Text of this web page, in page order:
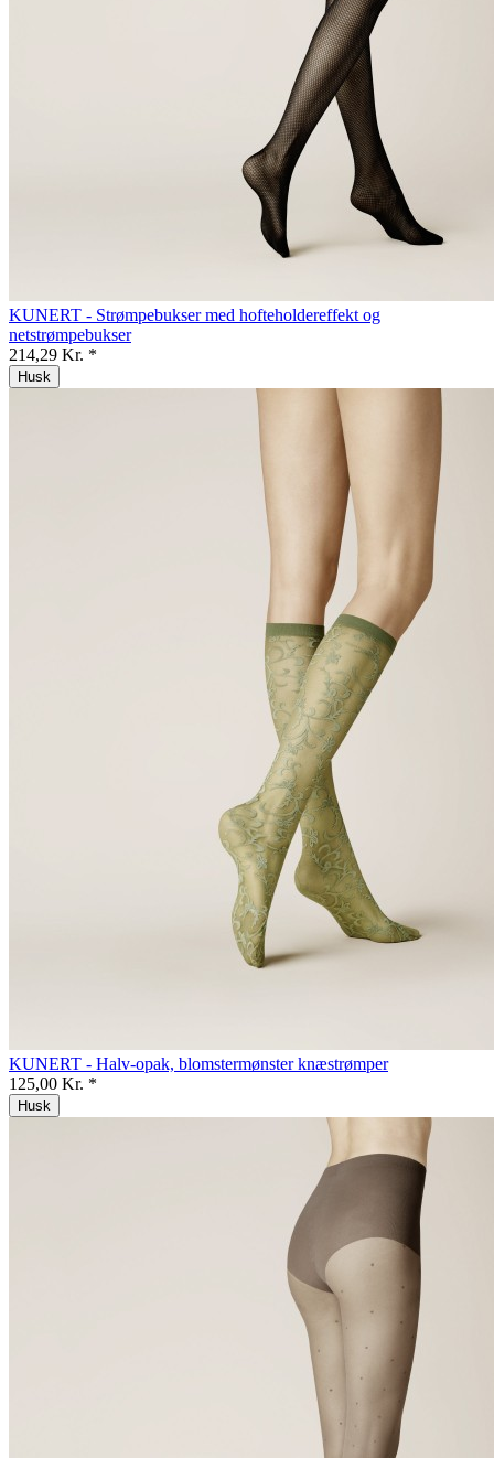
KUNERT - Strømpebukser med hofteholdereffekt og
netstrømpebukser
214,29 Kr. *
Husk
KUNERT - Halv-opak, blomstermønster knæstrømper
125,00 Kr. *
Husk